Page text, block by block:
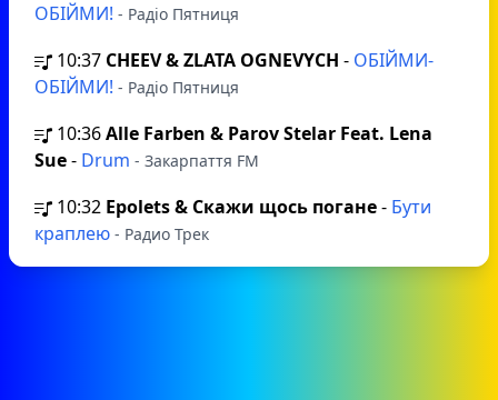
ОБІЙМИ! - Радіо Пятниця
10:37 CHEEV & ZLATA OGNEVYCH - ОБІЙМИ-
ОБІЙМИ! - Радіо Пятниця
10:36Alle Farben & Parov Stelar Feat. Lena
Sue- Drum - Закарпаття FM
10:32 Epolets & Скажи щось погане- Бути
краплею - Радио Трек